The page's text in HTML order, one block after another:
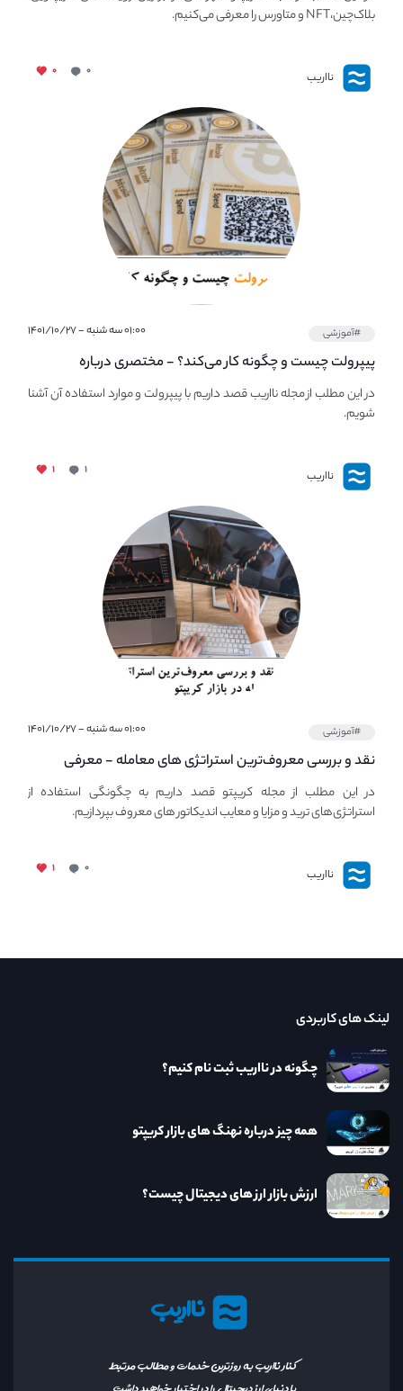
بلاک‌چین،NFT و متاورس را معرفی می‌کنیم.
نااریب ۰ ۰
#آموزشی ۰۱:۰۰ سه شنبه - ۱۴۰۱/۱۰/۲۷
پیپر‌ولت چیست و چگونه کار می‌کند؟ - مختصری درباره
PaperWallet
در این مطلب از مجله نااریب قصد داریم با پیپر‌ولت و موارد استفاده آن آشنا
شویم.
نااریب ۱ ۱
#آموزشی ۰۱:۰۰ سه شنبه - ۱۴۰۱/۱۰/۲۷
نقد و بررسی معروف‌ترین استراتژی های معامله - معرفی
استراتژی های مهم ترید در بازار کریپتو
در این مطلب از مجله کریپتو قصد داریم به چگونگی استفاده از
استراتژی‌های ترید و مزایا و معایب اندیکاتور های معروف بپردازیم.
نااریب ۰ ۱
نااریب
کنار نااریب به روزترین خدمات و مطالب مرتبط
لینک های کاربردی
چگونه در نااریب ثبت نام کنیم؟
همه چیز درباره نهنگ های بازار کریپتو
ارزش بازار ارز های دیجیتال چیست؟